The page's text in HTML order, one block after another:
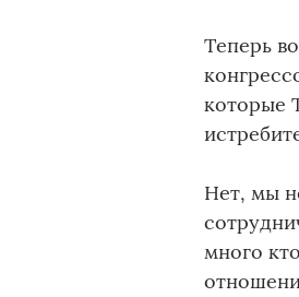
Теперь
которые
Нет, мы
много